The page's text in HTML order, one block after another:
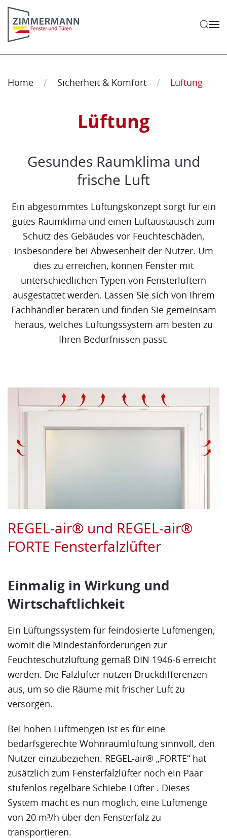
Zum Hauptinhalt springen
Home Sicherheit & Komfort Lüftung
Lüftung
Gesundes Raumklima und
frische Luft
Ein abgestimmtes Lüftungskonzept sorgt für ein
gutes Raumklima und einen Luftaustausch zum
Schutz des Gebäudes vor Feuchteschäden,
insbesondere bei Abwesenheit der Nutzer. Um
dies zu erreichen, können Fenster mit
unterschiedlichen Typen von Fensterlüftern
ausgestattet werden. Lassen Sie sich von Ihrem
Fachhändler beraten und finden Sie gemeinsam
heraus, welches Lüftungssystem am besten zu
Ihren Bedürfnissen passt.
REGEL-air® und REGEL-air®
FORTE Fensterfalzlüfter
Einmalig in Wirkung und
Wirtschaftlichkeit
Ein Lüftungssystem für feindosierte Luftmengen,
womit die Mindestanforderungen zur
Feuchteschutzlüftung gemäß DIN 1946-6 erreicht
werden. Die Falzlüfter nutzen Druckdifferenzen
aus, um so die Räume mit frischer Luft zu
versorgen.
Bei hohen Luftmengen ist es für eine
bedarfsgerechte Wohnraumlüftung sinnvoll, den
Nutzer einzubeziehen. REGEL-air® „FORTE“ hat
zusätzlich zum Fensterfalzlüfter noch ein Paar
stufenlos regelbare Schiebe-Lüfter . Dieses
System macht es nun möglich, eine Luftmenge
von 20 m³/h über den Fensterfalz zu
transportieren.